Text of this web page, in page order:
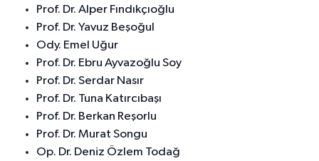
Prof. Dr. Alper Fındıkçıoğlu
Prof. Dr. Yavuz Beşoğul
Ody. Emel Uğur
Prof. Dr. Ebru Ayvazoğlu Soy
Prof. Dr. Serdar Nasır
Prof. Dr. Tuna Katırcıbaşı
Prof. Dr. Berkan Reşorlu
Prof. Dr. Murat Songu
Op. Dr. Deniz Özlem Todağ